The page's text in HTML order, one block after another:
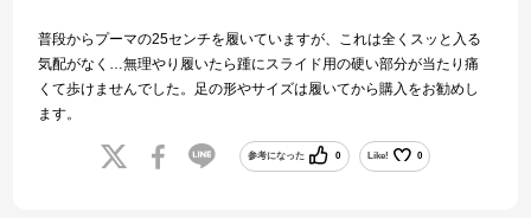
普段からプーマの25センチを履いていますが、これは全くスッと入る
気配がなく…無理やり履いたら踵にスライド用の硬い部分が当たり痛
くて歩けませんでした。足の形やサイズは履いてから購入をお勧めし
ます。
参考になった 0 Like! 0